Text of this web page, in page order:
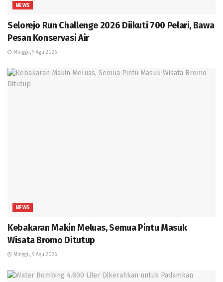
NEWS
Selorejo Run Challenge 2026 Diikuti 700 Pelari, Bawa
Pesan Konservasi Air
Minggu, 9 Agu 2026
NEWS
Kebakaran Makin Meluas, Semua Pintu Masuk
Wisata Bromo Ditutup
Minggu, 9 Agu 2026